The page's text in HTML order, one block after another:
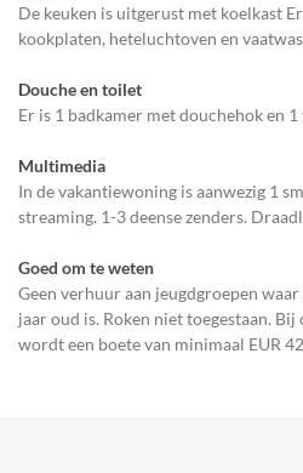
De keuken is uitgerust met koelkast
kookplaten, heteluchtoven en
Douche en toilet
Er is 1 badkamer met douchehok en
Multimedia
In de vakantiewoning is aanwezig 1
streaming. 1-3 deense zenders.
Goed om te weten
Geen verhuur aan jeugdgroepen
jaar oud is. Roken niet toegestaan.
wordt een boete van minimaal EUR